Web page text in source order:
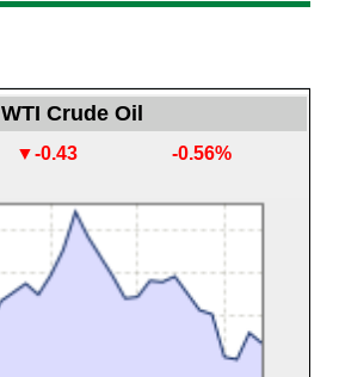
WTI Crude Oil
▼-0.43 -0.56%